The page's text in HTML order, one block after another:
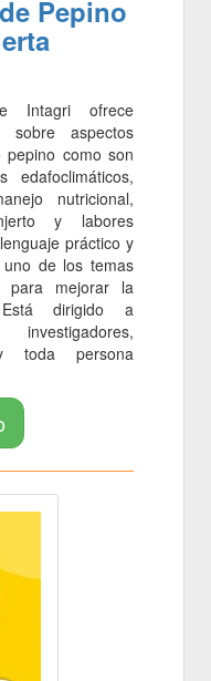
Pepino
Intagri ofrece
aspectos
pepino como son
edafoclimáticos,
nutricional,
y labores
práctico y
de los temas
para mejorar la
dirigido a
toda persona